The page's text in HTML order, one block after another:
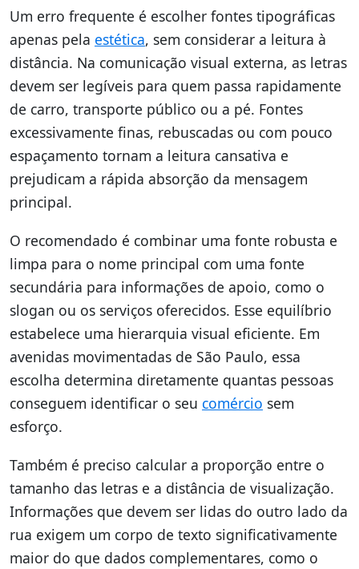
Um erro frequente é escolher fontes tipográficas
apenas pela estética, sem considerar a leitura à
distância. Na comunicação visual externa, as letras
devem ser legíveis para quem passa rapidamente
de carro, transporte público ou a pé. Fontes
excessivamente finas, rebuscadas ou com pouco
espaçamento tornam a leitura cansativa e
prejudicam a rápida absorção da mensagem
principal.
O recomendado é combinar uma fonte robusta e
limpa para o nome principal com uma fonte
secundária para informações de apoio, como o
slogan ou os serviços oferecidos. Esse equilíbrio
estabelece uma hierarquia visual eficiente. Em
avenidas movimentadas de São Paulo, essa
escolha determina diretamente quantas pessoas
conseguem identificar o seu comércio sem
esforço.
Também é preciso calcular a proporção entre o
tamanho das letras e a distância de visualização.
Informações que devem ser lidas do outro lado da
rua exigem um corpo de texto significativamente
maior do que dados complementares, como o